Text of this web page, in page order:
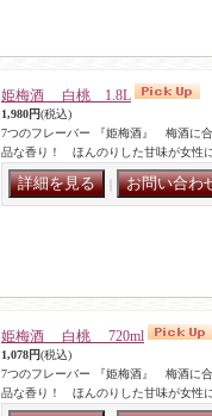
姫梅酒 白桃 1.8L
1,980円(税込)
7つのフレーバー 『姫梅酒』 梅酒に
品な香り！ ほんのりした甘味が女性
姫梅酒 白桃 720ml
1,078円(税込)
7つのフレーバー 『姫梅酒』 梅酒に
品な香り！ ほんのりした甘味が女性